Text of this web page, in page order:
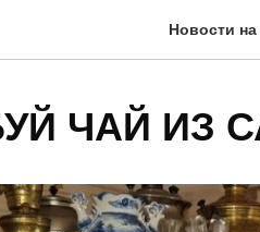
Новости
ЧАЙ ИЗ